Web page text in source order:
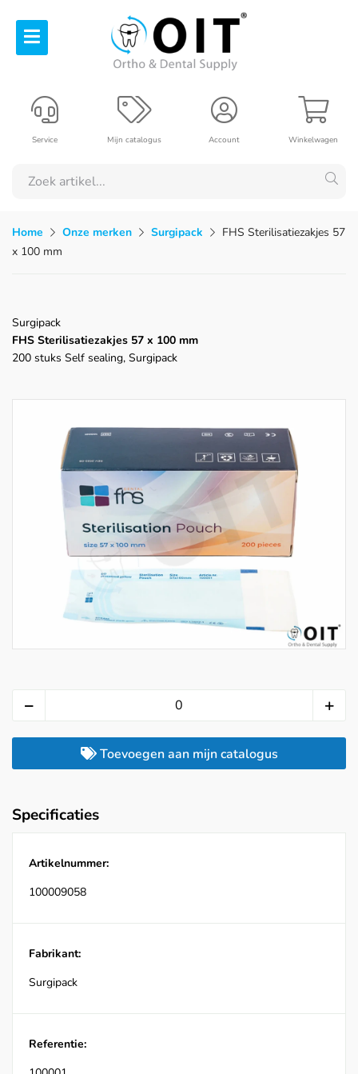
Winkelwagen
Account
Mijn catalogus
Service
Home Onze merken Surgipack
FHS Sterilisatiezakjes 57
x 100 mm
Surgipack
FHS Sterilisatiezakjes 57 x 100 mm
200 stuks Self sealing, Surgipack
Toevoegen aan mijn catalogus
Specificaties
Artikelnummer:
100009058
Fabrikant:
Surgipack
Referentie: